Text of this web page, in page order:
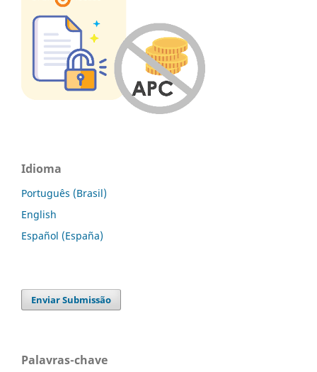
Idioma
Português (Brasil)
English
Español (España)
Enviar Submissão
Palavras-chave